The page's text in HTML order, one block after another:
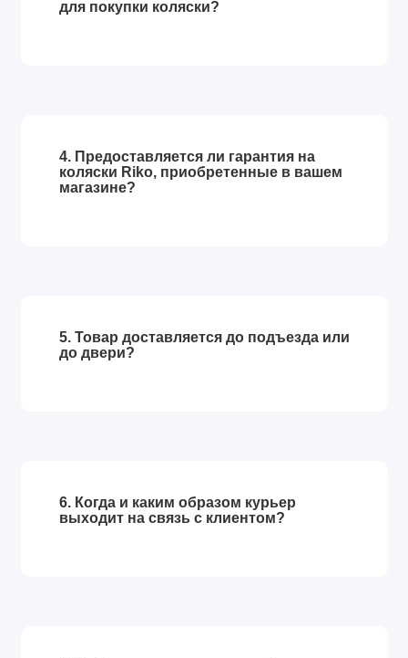
для покупки коляски?
4. Предоставляется ли гарантия на
коляски Riko, приобретенные в вашем
магазине?
5. Товар доставляется до подъезда или
до двери?
6. Когда и каким образом курьер
выходит на связь с клиентом?